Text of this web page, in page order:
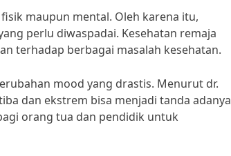
maupun mental. Oleh karena itu,
perlu diwaspadai. Kesehatan remaja
terhadap berbagai masalah kesehatan.
mood yang drastis. Menurut dr.
dan ekstrem bisa menjadi tanda adanya
orang tua dan pendidik untuk